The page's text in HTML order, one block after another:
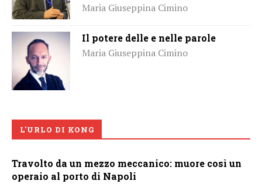
Maria Giuseppina Cimino
Il potere delle e nelle parole
Maria Giuseppina Cimino
L'URLO DI KONG
Travolto da un mezzo meccanico: muore così un
operaio al porto di Napoli